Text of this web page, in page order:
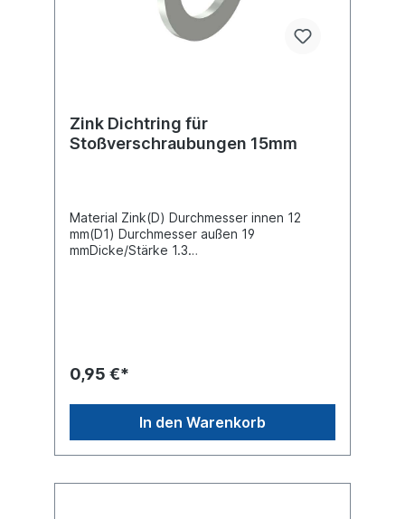
Zink Dichtring für
Stoßverschraubungen 15mm
Material Zink(D) Durchmesser innen 12
mm(D1) Durchmesser außen 19
mmDicke/Stärke 1.3
0,95 €*
In den Warenkorb